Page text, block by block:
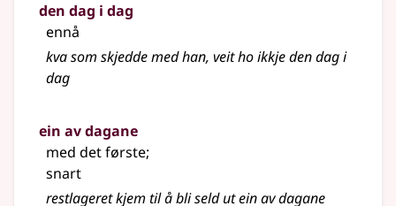
den dag i dag
ennå
kva som skjedde med han, veit ho ikkje den dag i
dag
ein av dagane
med det første;
snart
restlageret kjem til å bli seld ut ein av dagane